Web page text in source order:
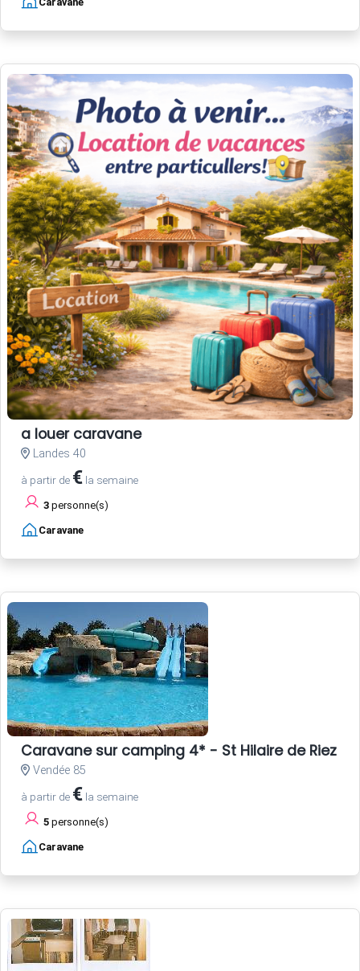
a louer caravane
Landes 40
à partir de € la semaine
3 personne(s)
Caravane
Caravane sur camping 4* - St Hilaire de Riez -
Vendée 85
à partir de € la semaine
5 personne(s)
Caravane